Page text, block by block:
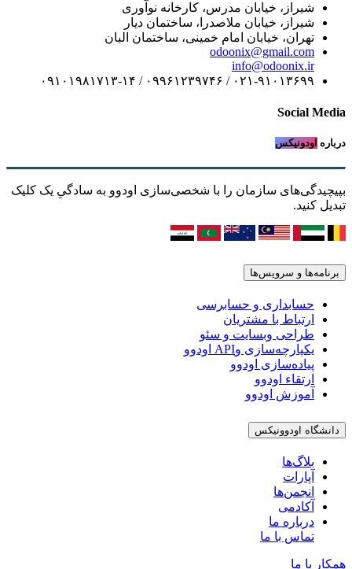
شیراز، خیابان مدرس، کارخانه نوآوری
شیراز، خیابان ملاصدرا، ساختمان دیار
تهران، خیابان امام خمینی، ساختمان البان
odoonix@gmail.com
info@odoonix.ir
۰۲۱-۹۱۰۱۳۶۹۹ / ۰۹۹۶۱۲۳۹۷۴۶ / ۰۹۱۰۱۹۸۱۷۱۳-۱۴
Social Media
درباره اودونیکس
بپیچیدگی‌های سازمان را با شخصی‌سازی اودوو به سادگیِ یک کلیک
تبدیل کنید.
برنامه‌ها و سرویس‌ها
حسابداری و حسابرسی
ارتباط با مشتریان
طراحی وبسایت و سئو
یکپارچه‌سازی وAPI اودوو
پیاده‌سازی اودوو
ارتقاء اودوو
آموزش اودوو
دانشگاه اودوونیکس
بلاگ‌ها
آپارات
انجمن‌ها
آکادمی
درباره ما
تماس با ما
همکار با ما